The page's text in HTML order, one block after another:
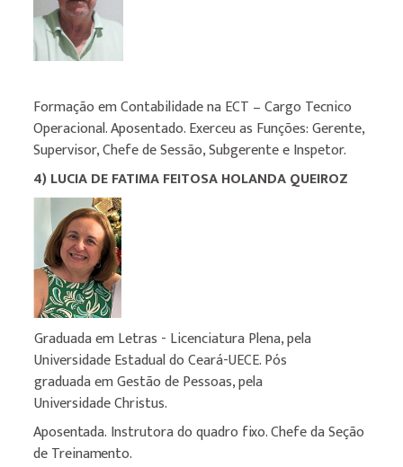
Formação em Contabilidade na ECT – Cargo Tecnico
Operacional. Aposentado. Exerceu as Funções: Gerente,
Supervisor, Chefe de Sessão, Subgerente e Inspetor.
4) LUCIA DE FATIMA FEITOSA HOLANDA QUEIROZ
Graduada em Letras - Licenciatura Plena, pela
Universidade Estadual do Ceará-UECE. Pós
graduada em Gestão de Pessoas, pela
Universidade Christus.
Aposentada. Instrutora do quadro fixo.Chefe da Seção
deTreinamento.